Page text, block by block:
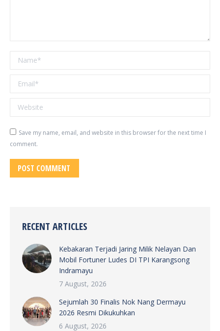
Name *
Email *
Website
Save my name, email, and website in this browser for the next time I
comment.
POST COMMENT
RECENT ARTICLES
Kebakaran Terjadi Jaring Milik Nelayan Dan
Mobil Fortuner Ludes DI TPI Karangsong
Indramayu
7 August, 2026
Sejumlah 30 Finalis Nok Nang Dermayu
2026 Resmi Dikukuhkan
6 August, 2026